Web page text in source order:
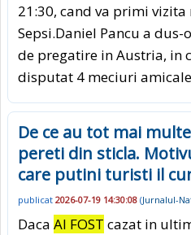
21:30, cand va primi
Sepsi.Daniel Pancu a
de pregatire in Austria, in
disputat 4 meciuri
De ce au tot mai
pereti din sticla.
care putini turisti il
publicat 2026-07-19 14:30:08 (Jurnalul-
Daca AI FOST cazat in